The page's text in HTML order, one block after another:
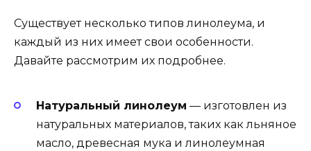
Существует несколько типов линолеума, и
каждый из них имеет свои особенности.
Давайте рассмотрим их подробнее.
Натуральный линолеум — изготовлен из
натуральных материалов, таких как льняное
масло, древесная мука и линолеумная